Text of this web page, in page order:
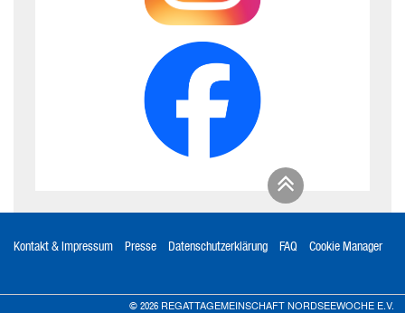
Kontakt & Impressum Presse Datenschutzerklärung FAQ Cookie Manager
© 2026 REGATTAGEMEINSCHAFT NORDSEEWOCHE E.V.